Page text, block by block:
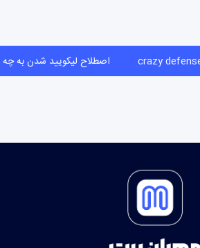
اصطلاح لیکویید شدن